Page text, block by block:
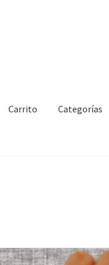
Carrito Categorías